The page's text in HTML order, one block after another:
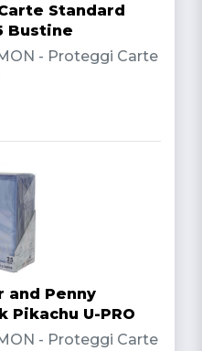
Standard
Bustine
- Proteggi Carte
and Penny
Pikachu U-PRO
- Proteggi Carte